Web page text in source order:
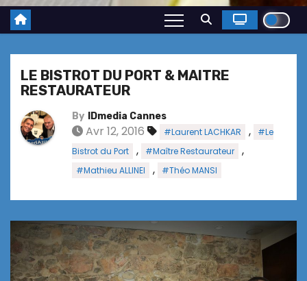
LE BISTROT DU PORT & MAITRE
RESTAURATEUR
By IDmedia Cannes
Avr 12, 2016 #Laurent LACHKAR ,
#Le
Bistrot du Port
, #Maître Restaurateur ,
#Mathieu ALLINEI , #Théo MANSI